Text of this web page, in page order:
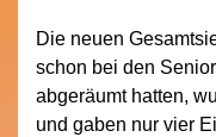
Die neuen
schon bei den
abgeräumt hatten,
und gaben nur vier